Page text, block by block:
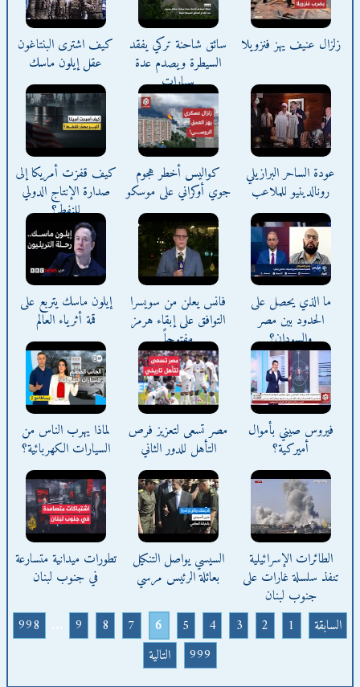
زلزال عنيف يهز فنزويلا
سائق شاحنة تركي يفقد
السيطرة ويصدم عدة
سيارات
كيف اشترى البنتاغون
عقل إيلون ماسك
عودة الساحر البرازيلي
رونالدينيو للملاعب
كواليس أخطر هجوم
جوي أوكراني على موسكو
كيف قفزت أمريكا إلى
صدارة الإنتاج الدولي
للنفط؟
ما الذي يحصل على
الحدود بين مصر
والسودان؟
فانس يعلن من سويسرا
التوافق على إبقاء هرمز
مفتوحاً
إيلون ماسك يتربع على
قمة أثرياء العالم
فيروس صيني بأموال
أميركية؟
مصر تسعى لتعزيز فرص
التأهل للدور الثاني
لماذا يهرب الناس من
السيارات الكهربائية؟
الطائرات الإسرائيلية
تنفذ سلسلة غارات على
جنوب لبنان
السيسي يواصل التنكيل
بعائلة الرئيس مرسي
تطورات ميدانية متسارعة
في جنوب لبنان
السابقة 1
2
3
4
5
6
7
8
9
998
999
التالية